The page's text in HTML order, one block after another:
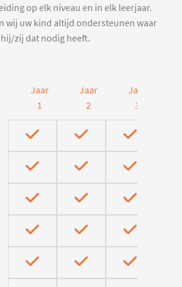
op elk niveau en in elk leerjaar.
wij uw kind altijd ondersteunen waar
hij/zij dat nodig heeft.
Jaar
1
Jaar
2
Jaar
3